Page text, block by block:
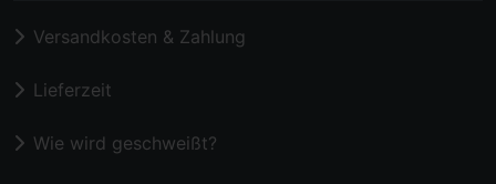
Versandkosten & Zahlung
Lieferzeit
Wie wird geschweißt?